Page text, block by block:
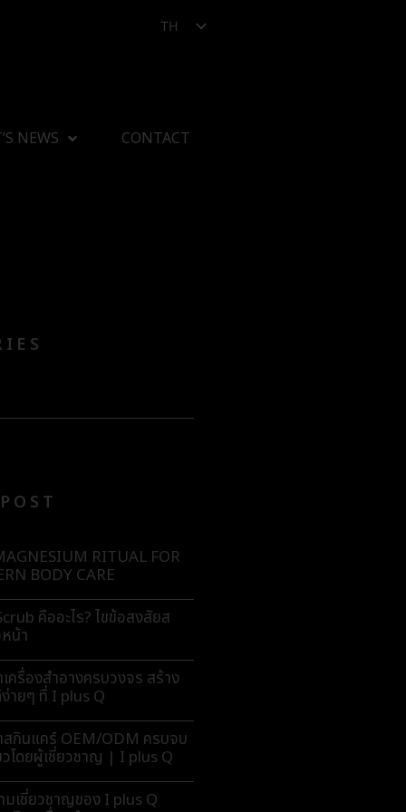
TH
NEWS CONTACT
RITUAL FOR
BODY CARE
คืออะไร? ไขข้อสงสัยส
น้า
ครื่องสำอางครบวงจร สร้าง
ายๆ ที่ I plus Q
กินแคร์ OEM/ODM ครบจบ
วโดยผู้เชี่ยวชาญ | I plus Q
มเชี่ยวชาญของ I plus Q